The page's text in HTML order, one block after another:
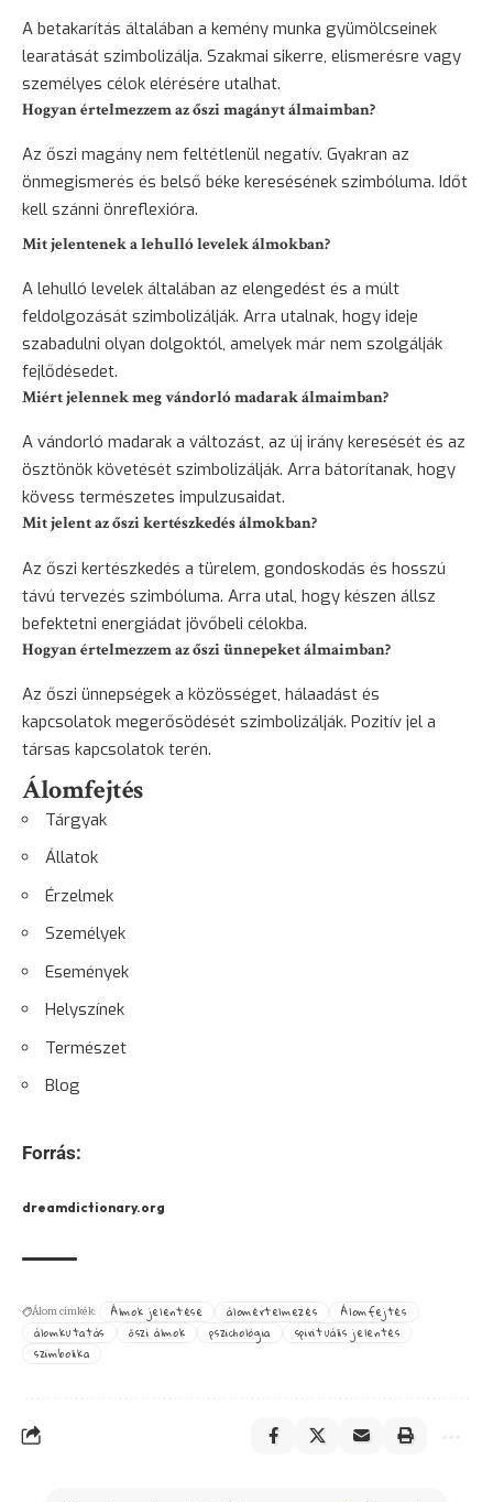
A betakarítás általában a kemény munka gyümölcseinek
learatását szimbolizálja. Szakmai sikerre, elismerésre vagy
személyes célok elérésére utalhat.
Hogyan értelmezzem az őszi magányt álmaimban?
Az őszi magány nem feltétlenül negatív. Gyakran az
önmegismerés és belső béke keresésének szimbóluma. Időt
kell szánni önreflexióra.
Mit jelentenek a lehulló levelek álmokban?
A lehulló levelek általában az elengedést és a múlt
feldolgozását szimbolizálják. Arra utalnak, hogy ideje
szabadulni olyan dolgoktól, amelyek már nem szolgálják
fejlődésedet.
Miért jelennek meg vándorló madarak álmaimban?
A vándorló madarak a változást, az új irány keresését és az
ösztönök követését szimbolizálják. Arra bátorítanak, hogy
kövess természetes impulzusaidat.
Mit jelent az őszi kertészkedés álmokban?
Az őszi kertészkedés a türelem, gondoskodás és hosszú
távú tervezés szimbóluma. Arra utal, hogy készen állsz
befektetni energiádat jövőbeli célokba.
Hogyan értelmezzem az őszi ünnepeket álmaimban?
Az őszi ünnepségek a közösséget, hálaadást és
kapcsolatok megerősödését szimbolizálják. Pozitív jel a
társas kapcsolatok terén.
Álomfejtés
Tárgyak
Állatok
Érzelmek
Személyek
Események
Helyszínek
Természet
Blog
Forrás:
dreamdictionary.org
Álom címkék: Álmok jelentése álomértelmezés
Álomfejtés
álomkutatás
őszi álmok pszichológia
spirituális jelentés
szimbolika